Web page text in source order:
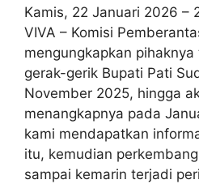
Kamis, 22 Januari 2026 –
VIVA – Komisi
mengungkapkan
gerak-gerik Bupati Pati
November 2025, hingga
menangkapnya pada
kami mendapatkan
itu, kemudian
sampai kemarin terjadi